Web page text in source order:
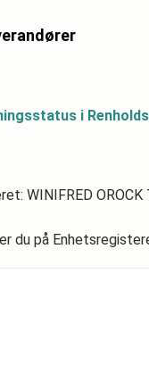
i
WINIFRED OROCK
du på